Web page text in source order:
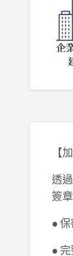
【
透
簽
●
●